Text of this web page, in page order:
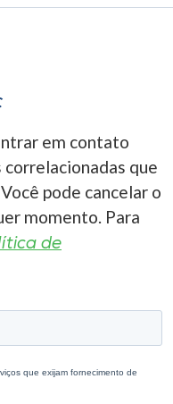
em contato
que
pode cancelar o
momento. Para
de